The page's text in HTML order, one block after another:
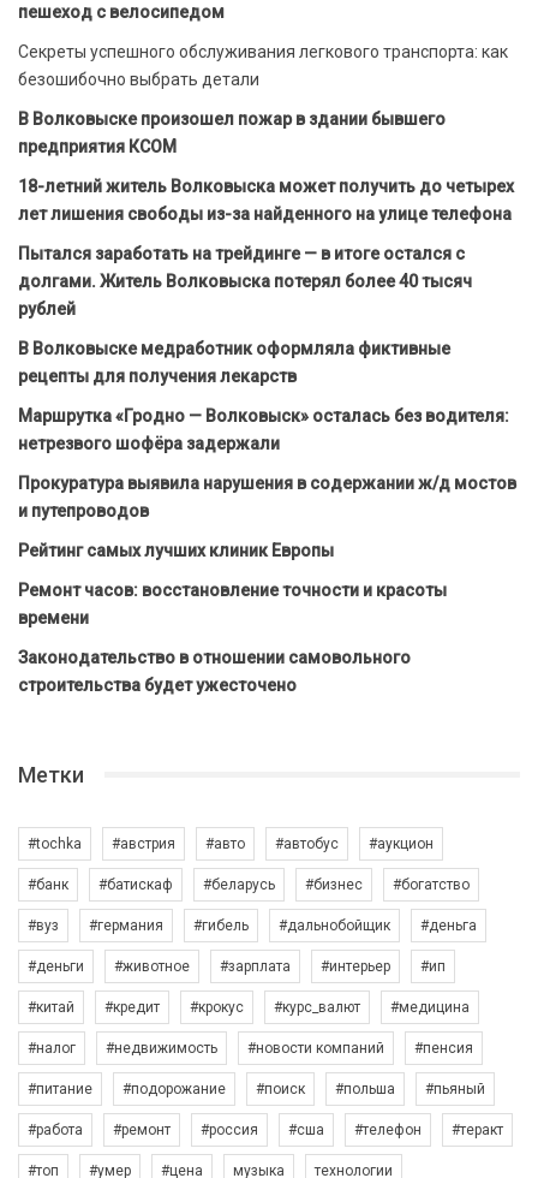
пешеход с велосипедом
Секреты успешного обслуживания легкового транспорта: как
безошибочно выбрать детали
В Волковыске произошел пожар в здании бывшего
предприятия КСОМ
18-летний житель Волковыска может получить до четырех
лет лишения свободы из-за найденного на улице телефона
Пытался заработать на трейдинге — в итоге остался с
долгами. Житель Волковыска потерял более 40 тысяч
рублей
В Волковыске медработник оформляла фиктивные
рецепты для получения лекарств
Маршрутка «Гродно — Волковыск» осталась без водителя:
нетрезвого шофёра задержали
Прокуратура выявила нарушения в содержании ж/д мостов
и путепроводов
Рейтинг самых лучших клиник Европы
Ремонт часов: восстановление точности и красоты
времени
Законодательство в отношении самовольного
строительства будет ужесточено
Метки
#tochka #австрия #авто #автобус #аукцион
#банк #батискаф #беларусь #бизнес #богатство
#вуз #германия #гибель #дальнобойщик #деньга
#деньги #животное #зарплата #интерьер #ип
#китай #кредит #крокус #курс_валют #медицина
#налог #недвижимость #новости компаний #пенсия
#питание #подорожание #поиск #польша #пьяный
#работа #ремонт #россия #сша #телефон #теракт
#топ #умер #цена музыка технологии